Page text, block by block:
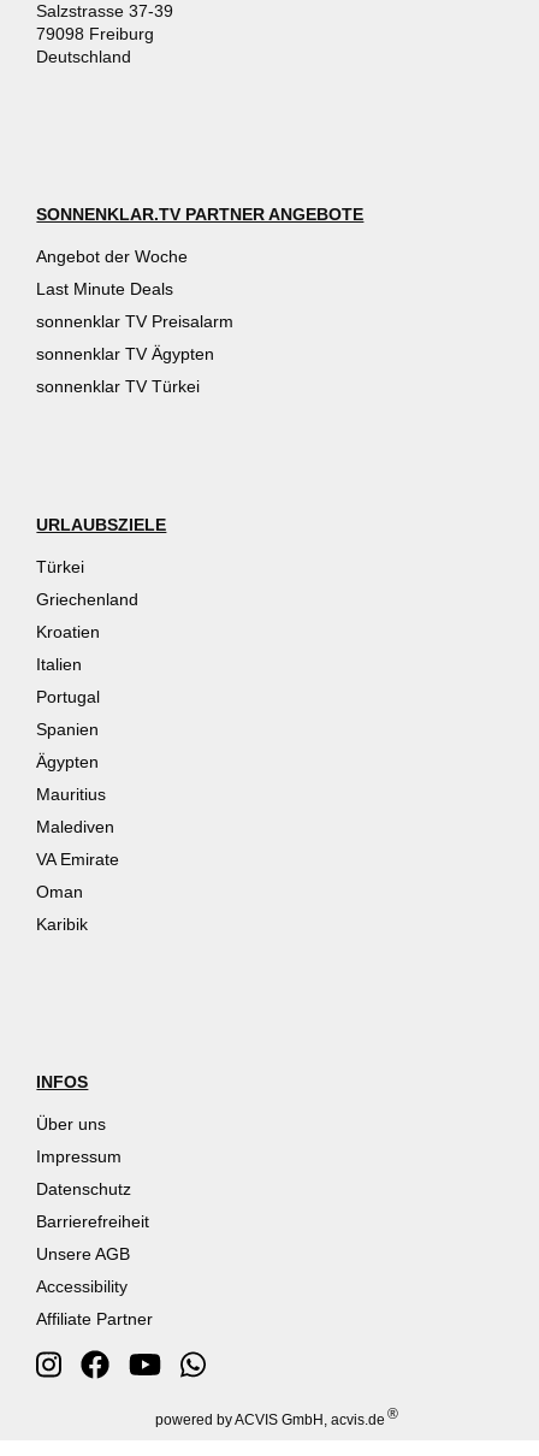
Salzstrasse 37-39
79098 Freiburg
Deutschland
SONNENKLAR.TV PARTNER ANGEBOTE
Angebot der Woche
Last Minute Deals
sonnenklar TV Preisalarm
sonnenklar TV Ägypten
sonnenklar TV Türkei
URLAUBSZIELE
Türkei
Griechenland
Kroatien
Italien
Portugal
Spanien
Ägypten
Mauritius
Malediven
VA Emirate
Oman
Karibik
INFOS
Über uns
Impressum
Datenschutz
Barrierefreiheit
Unsere AGB
Accessibility
Affiliate Partner
powered by ACVIS GmbH, acvis.de ®